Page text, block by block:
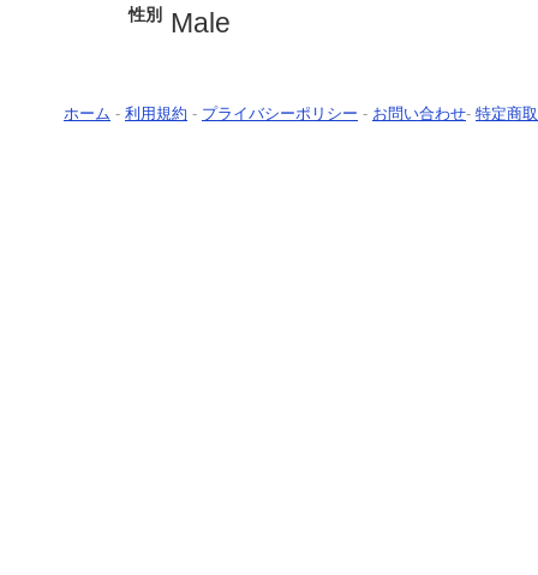
性別 Male
ホーム - 利用規約 - プライバシーポリシー - お問い合わせ- 特定商